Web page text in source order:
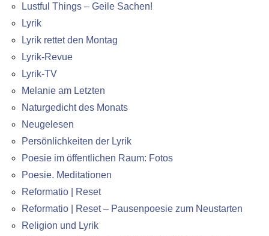
Lustful Things – Geile Sachen!
Lyrik
Lyrik rettet den Montag
Lyrik-Revue
Lyrik-TV
Melanie am Letzten
Naturgedicht des Monats
Neugelesen
Persönlichkeiten der Lyrik
Poesie im öffentlichen Raum: Fotos
Poesie. Meditationen
Reformatio | Reset
Reformatio | Reset – Pausenpoesie zum Neustarten
Religion und Lyrik